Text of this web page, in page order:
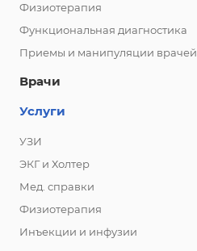
Физиотерапия
Функциональная диагностика
Приемы и манипуляции врачей
Врачи
Услуги
УЗИ
ЭКГ и Холтер
Мед. справки
Физиотерапия
Инъекции и инфузии